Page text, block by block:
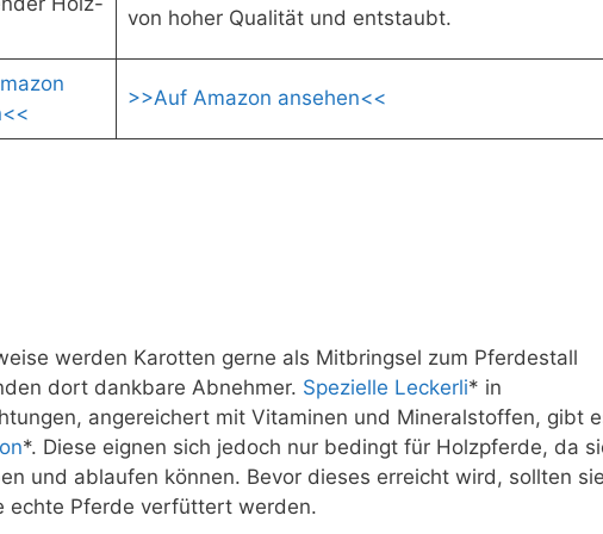
von hoher Qualität und entstaubt.
>>Auf Amazon ansehen<<
werden Karotten gerne als Mitbringsel zum Pferdestall
dort dankbare Abnehmer. Spezielle Leckerli* in
angereichert mit Vitaminen und Mineralstoffen, gibt
*. Diese eignen sich jedoch nur bedingt für Holzpferde, da
und ablaufen können. Bevor dieses erreicht wird, sollten sie
echte Pferde verfüttert werden.